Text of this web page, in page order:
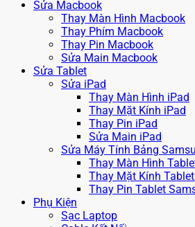
Sửa Macbook
Thay Màn Hình Macbook
Thay Phím Macbook
Thay Pin Macbook
Sửa Main Macbook
Sửa Tablet
Sửa iPad
Thay Màn Hình iPad
Thay Mặt Kính iPad
Thay Pin iPad
Sửa Main iPad
Sửa Máy Tính Bảng
Thay Màn Hình
Thay Mặt Kính
Thay Pin Tablet
Phụ Kiện
Sạc Laptop